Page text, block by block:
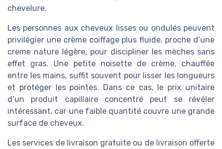
chevelure.
Les personnes aux cheveux lisses ou ondulés peuvent
privilégier une crème coiffage plus fluide, proche d’une
creme nature légère, pour discipliner les mèches sans
effet gras. Une petite noisette de crème, chauffée
entre les mains, suffit souvent pour lisser les longueurs
et protéger les pointes. Dans ce cas, le prix unitaire
d’un produit capillaire concentré peut se révéler
intéressant, car une faible quantité couvre une grande
surface de cheveux.
Les services de livraison gratuite ou de livraison offerte